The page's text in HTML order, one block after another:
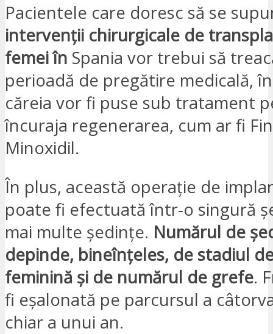
Pacientele care doresc să se
intervenții chirurgicale de
femei în Spania vor trebui să
perioadă de pregătire medicală,
căreia vor fi puse sub tratament
încuraja regenerarea, cum ar fi
Minoxidil.
În plus, această operație de
poate fi efectuată într-o singură
mai multe ședințe. Numărul de
depinde, bineînțeles, de stadiul
feminină și de numărul de grefe.
fi eșalonată pe parcursul a
chiar a unui an.